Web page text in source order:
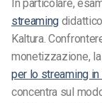
In particolare,
streaming
Kaltura.
monetizzazione,
per lo streaming
concentra sul